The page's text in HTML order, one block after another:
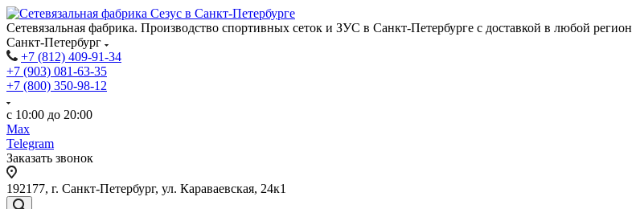
Сетевязальная фабрика. Производство спортивных сеток и ЗУС в Санкт-Петербурге с доставкой в любой регион
Санкт-Петербург
+7 (812) 409-91-34
+7 (903) 081-63-35
+7 (800) 350-98-12
с 10:00 до 20:00
Max
Telegram
Заказать звонок
192177, г. Санкт-Петербург, ул. Караваевская, 24к1